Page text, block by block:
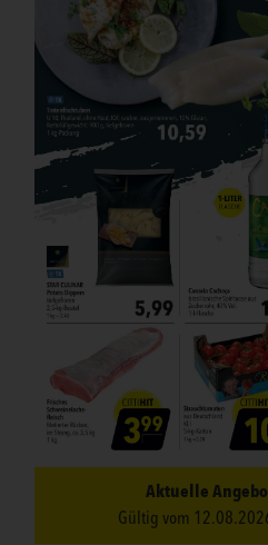
Aktuelle
Gültig vom